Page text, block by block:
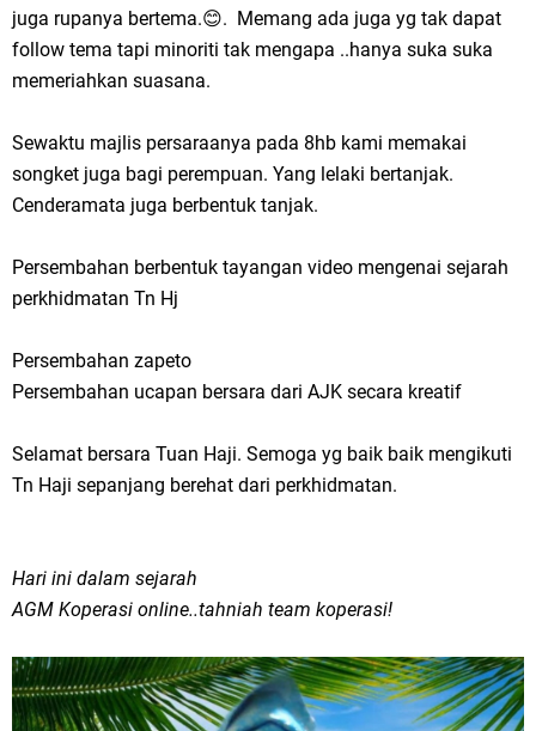
juga rupanya bertema.😊. Memang ada juga yg tak dapat
follow tema tapi minoriti tak mengapa ..hanya suka suka
memeriahkan suasana.
Sewaktu majlis persaraanya pada 8hb kami memakai
songket juga bagi perempuan. Yang lelaki bertanjak.
Cenderamata juga berbentuk tanjak.
Persembahan berbentuk tayangan video mengenai sejarah
perkhidmatan Tn Hj
Persembahan zapeto
Persembahan ucapan bersara dari AJK secara kreatif
Selamat bersara Tuan Haji. Semoga yg baik baik mengikuti
Tn Haji sepanjang berehat dari perkhidmatan.
Hari ini dalam sejarah
AGM Koperasi online..tahniah team koperasi!